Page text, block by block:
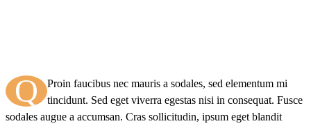
Q
Proin faucibus nec mauris a sodales, sed elementum mi
tincidunt. Sed eget viverra egestas nisi in consequat. Fusce
sodales augue a accumsan. Cras sollicitudin, ipsum eget blandit